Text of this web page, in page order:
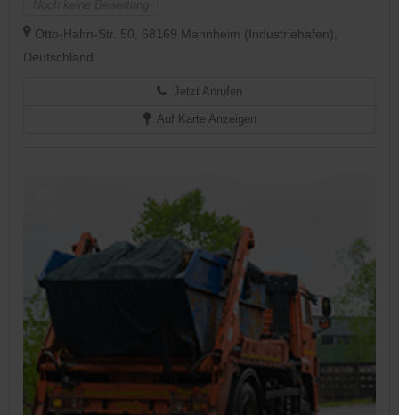
Otto-Hahn-Str. 50, 68169 Mannheim (Industriehafen),
Deutschland
Jetzt Anrufen
Auf Karte Anzeigen